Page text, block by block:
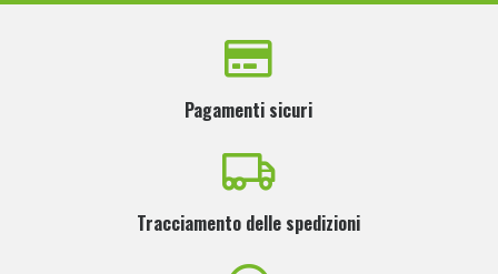
Pagamenti sicuri
Tracciamento delle spedizioni